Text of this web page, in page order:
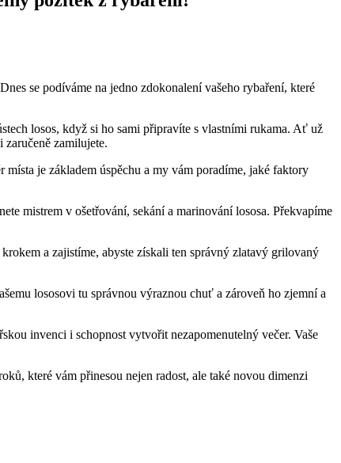
⁣se podíváme na jedno zdokonalení vašeho rybaření, které
losos, když si ho sami připravíte s vlastními rukama. Ať už
zamilujete.
je základem úspěchu a my vám poradíme, jaké faktory
mistrem v ošetřování, sekání a marinování lososa. Překvapíme
a zajistíme, abyste získali ten správný zlatavý grilovaný
lososovi tu správnou výraznou chuť a zároveň ho zjemní a
invenci i schopnost vytvořit nezapomenutelný večer. Vaše
které vám přinesou nejen radost, ale také novou dimenzi